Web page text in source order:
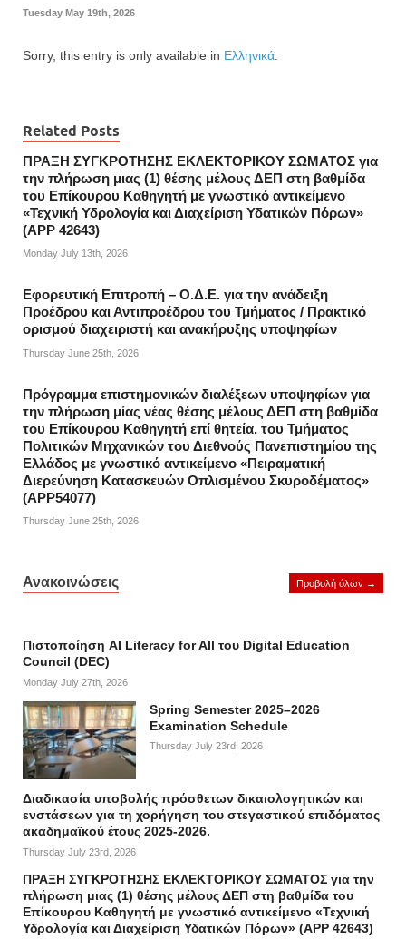
Tuesday May 19th, 2026
Sorry, this entry is only available in Ελληνικά
Related Posts
ΠΡΑΞΗ ΣΥΓΚΡΟΤΗΣΗΣ ΕΚΛΕΚΤΟΡΙΚΟΥ ΣΩΜΑΤΟΣ για
την πλήρωση μιας (1) θέσης μέλους ΔΕΠ στη βαθμίδα
του Επίκουρου Καθηγητή με γνωστικό αντικείμενο
«Τεχνική Υδρολογία και Διαχείριση Υδατικών Πόρων»
(APP 42643)
Monday July 13th, 2026
Εφορευτική Επιτροπή – Ο.Δ.Ε. για την ανάδειξη
Προέδρου και Αντιπροέδρου του Τμήματος / Πρακτικό
ορισμού διαχειριστή και ανακήρυξης υποψηφίων
Thursday June 25th, 2026
Πρόγραμμα επιστημονικών διαλέξεων υποψηφίων για
την πλήρωση μίας νέας θέσης μέλους ΔΕΠ στη βαθμίδα
του Επίκουρου Καθηγητή επί θητεία, του Τμήματος
Πολιτικών Μηχανικών του Διεθνούς Πανεπιστημίου της
Ελλάδος με γνωστικό αντικείμενο «Πειραματική
Διερεύνηση Κατασκευών Οπλισμένου Σκυροδέματος»
(APP54077)
Thursday June 25th, 2026
Ανακοινώσεις Προβολή όλων →
Πιστοποίηση AI Literacy for All του Digital Education
Council (DEC)
Monday July 27th, 2026
Spring Semester 2025–2026
Examination Schedule
Thursday July 23rd, 2026
Διαδικασία υποβολής πρόσθετων δικαιολογητικών και
ενστάσεων για τη χορήγηση του στεγαστικού επιδόματος
ακαδημαϊκού έτους 2025-2026.
Thursday July 23rd, 2026
ΠΡΑΞΗ ΣΥΓΚΡΟΤΗΣΗΣ ΕΚΛΕΚΤΟΡΙΚΟΥ ΣΩΜΑΤΟΣ για την
πλήρωση μιας (1) θέσης μέλους ΔΕΠ στη βαθμίδα του
Επίκουρου Καθηγητή με γνωστικό αντικείμενο «Τεχνική
Υδρολογία και Διαχείριση Υδατικών Πόρων» (APP 42643)